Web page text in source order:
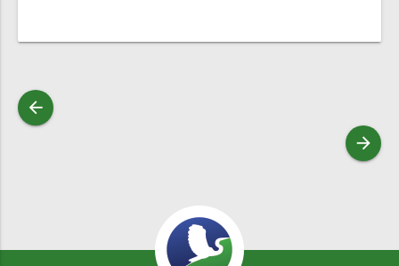
arrow_back
arrow_forward